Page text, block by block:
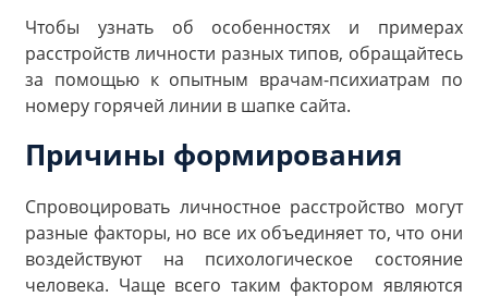
Чтобы узнать об особенностях и примерах
расстройств личности разных типов, обращайтесь
за помощью к опытным врачам-психиатрам по
номеру горячей линии в шапке сайта.
Причины формирования
Спровоцировать личностное расстройство могут
разные факторы, но все их объединяет то, что они
воздействуют на психологическое состояние
человека. Чаще всего таким фактором являются